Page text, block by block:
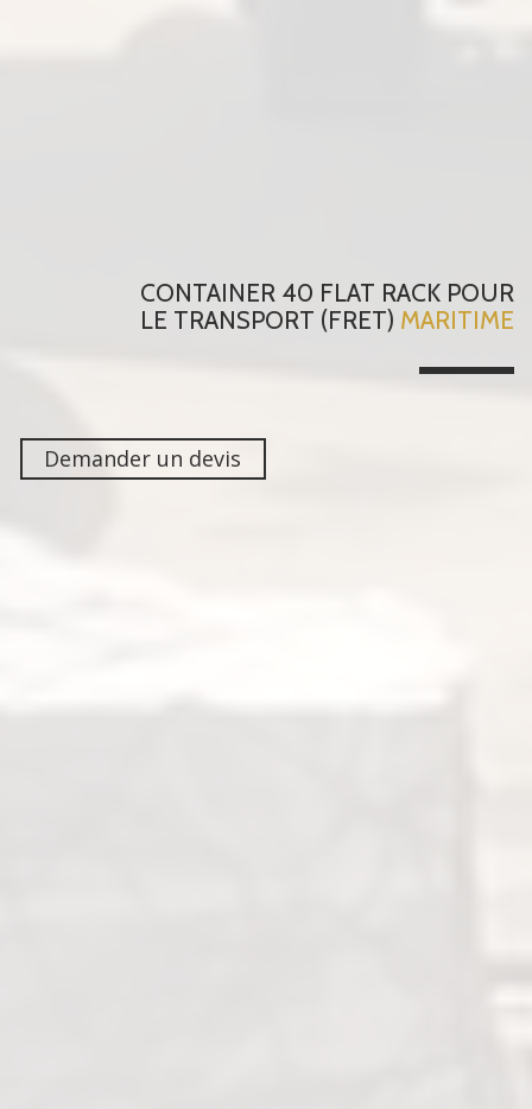
CONTAINER 40 FLAT RACK POUR
LE TRANSPORT (FRET) MARITIME
Demander un devis